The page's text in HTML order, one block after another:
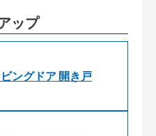
ップ
ングドア 開き戸